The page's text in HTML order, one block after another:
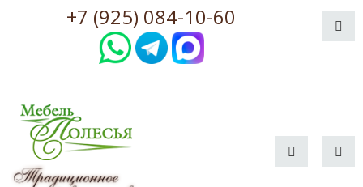
+7 (925) 084-10-60